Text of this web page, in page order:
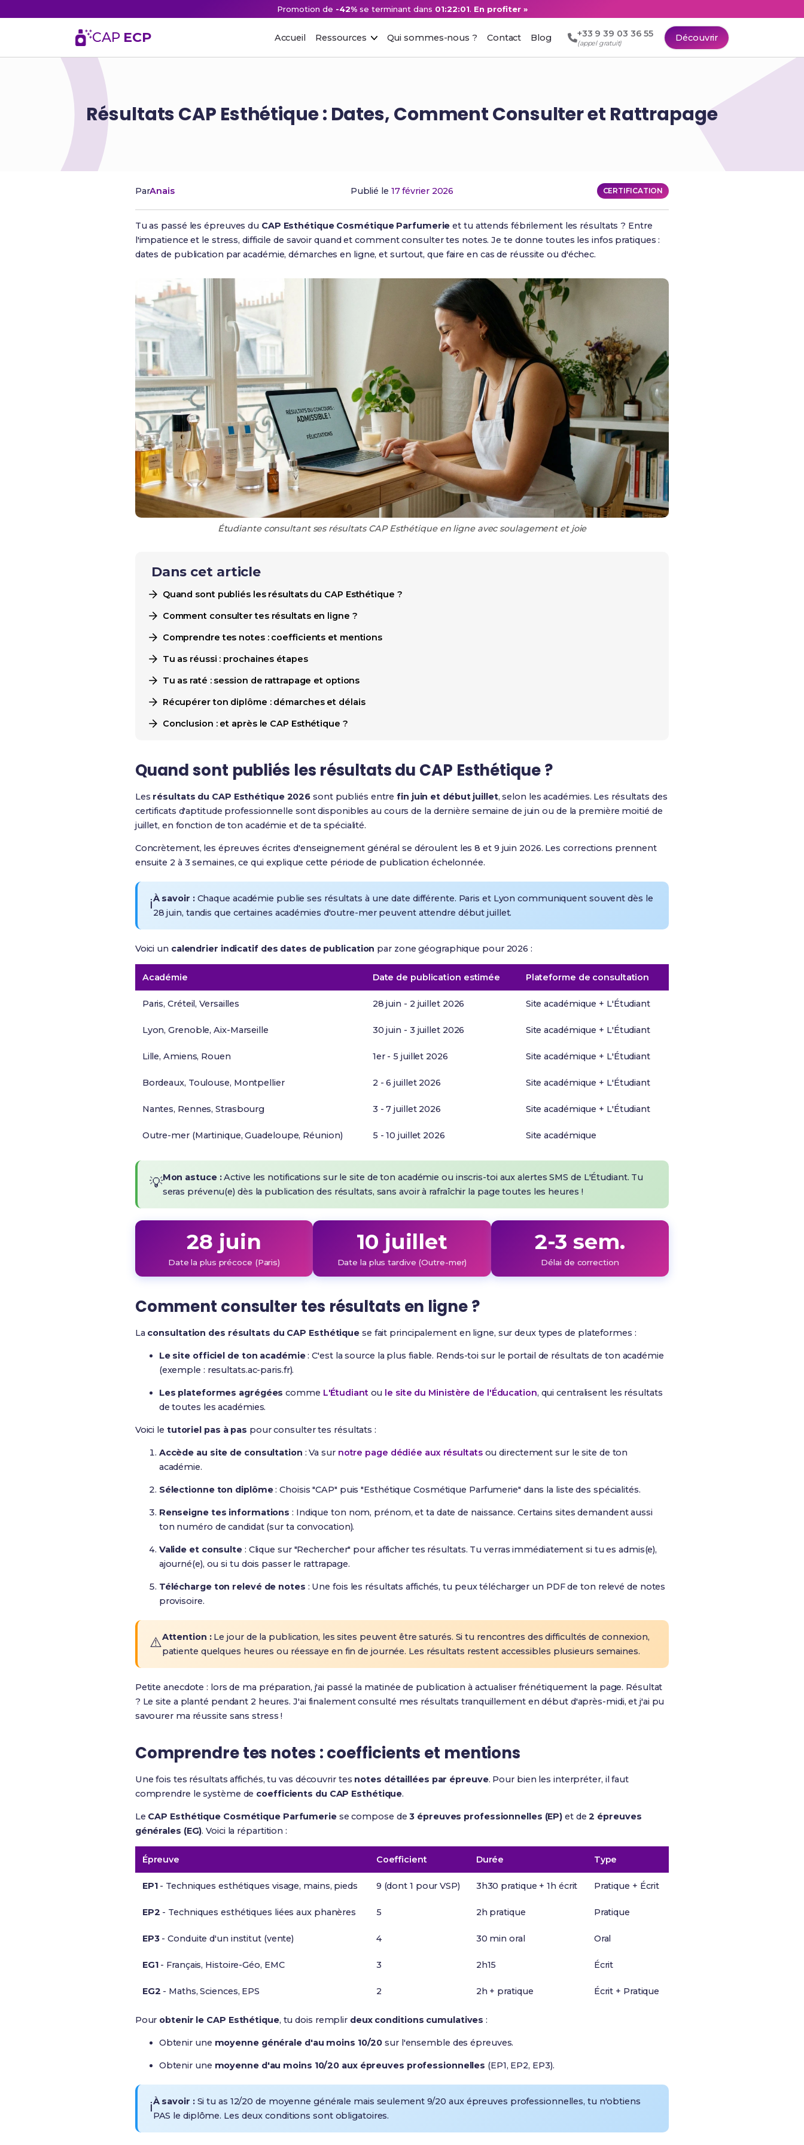
Promotion de -42%se terminant dans 01:22:00.En profiter »
CAP ECP Accueil Ressources Qui sommes-nous ? Contact Blog +33 9 39 03 36 55
(appel gratuit)
Découvrir
Résultats CAP Esthétique : Dates, Comment Consulter et Rattrapage
ParAnais Publié le 17 février 2026 CERTIFICATION
Tu as passé les épreuves du CAP Esthétique Cosmétique Parfumerie et tu attends fébrilement les résultats ? Entre
l'impatience et le stress, difficile de savoir quand et comment consulter tes notes. Je te donne toutes les infos pratiques :
dates de publication par académie, démarches en ligne, et surtout, que faire en cas de réussite ou d'échec.
Étudiante consultant ses résultats CAP Esthétique en ligne avec soulagement et joie
Dans cet article
Quand sont publiés les résultats du CAP Esthétique ?
Comment consulter tes résultats en ligne ?
Comprendre tes notes : coefficients et mentions
Tu as réussi : prochaines étapes
Tu as raté : session de rattrapage et options
Récupérer ton diplôme : démarches et délais
Conclusion : et après le CAP Esthétique ?
Quand sont publiés les résultats du CAP Esthétique ?
Les résultats du CAP Esthétique 2026 sont publiés entrefin juin et début juillet, selon les académies. Les résultats des
certificats d'aptitude professionnelle sont disponibles au cours de la dernière semaine de juin ou de la première moitié de
juillet, en fonction de ton académie et de ta spécialité.
Concrètement, les épreuves écrites d'enseignement général se déroulent les 8 et 9 juin 2026. Les corrections prennent
ensuite 2 à 3 semaines, ce qui explique cette période de publication échelonnée.
ℹ️À savoir :Chaque académie publie ses résultats à une date différente. Paris et Lyon communiquent souvent dès le
28 juin, tandis que certaines académies d'outre-mer peuvent attendre début juillet.
Voici un calendrier indicatif des dates de publication par zone géographique pour 2026 :
Académie Date de publication estimée Plateforme de consultation
Paris, Créteil, Versailles 28 juin - 2 juillet 2026 Site académique + L'Étudiant
Lyon, Grenoble, Aix-Marseille 30 juin - 3 juillet 2026 Site académique + L'Étudiant
Lille, Amiens, Rouen 1er - 5 juillet 2026 Site académique + L'Étudiant
Bordeaux, Toulouse, Montpellier 2 - 6 juillet 2026 Site académique + L'Étudiant
Nantes, Rennes, Strasbourg 3 - 7 juillet 2026 Site académique + L'Étudiant
Outre-mer (Martinique, Guadeloupe, Réunion) 5 - 10 juillet 2026 Site académique
💡Mon astuce :Active les notifications sur le site de ton académie ou inscris-toi aux alertes SMS de L'Étudiant. Tu
seras prévenu(e) dès la publication des résultats, sans avoir à rafraîchir la page toutes les heures !
28 juin
Date la plus précoce (Paris)
10 juillet
Date la plus tardive (Outre-mer)
2-3 sem.
Délai de correction
Comment consulter tes résultats en ligne ?
La consultation des résultats du CAP Esthétique se fait principalement en ligne, sur deux types de plateformes :
Le site officiel de ton académie: C'est la source la plus fiable. Rends-toi sur le portail de résultats de ton académie
(exemple : resultats.ac-paris.fr).
Les plateformes agrégées comme L'Étudiantou le site du Ministère de l'Éducation, qui centralisent les résultats
de toutes les académies.
Voici le tutoriel pas à pas pour consulter tes résultats :
Accède au site de consultation : Va sur notre page dédiée aux résultatsou directement sur le site de ton
académie.
Sélectionne ton diplôme: Choisis "CAP" puis "Esthétique Cosmétique Parfumerie" dans la liste des spécialités.
Renseigne tes informations : Indique ton nom, prénom, et ta date de naissance. Certains sites demandent aussi
ton numéro de candidat (sur ta convocation).
Valide et consulte: Clique sur "Rechercher" pour afficher tes résultats. Tu verras immédiatement si tu es admis(e),
ajourné(e), ou si tu dois passer le rattrapage.
Télécharge ton relevé de notes : Une fois les résultats affichés, tu peux télécharger un PDF de ton relevé de notes
provisoire.
⚠️Attention :Le jour de la publication, les sites peuvent être saturés. Si tu rencontres des difficultés de connexion,
patiente quelques heures ou réessaye en fin de journée. Les résultats restent accessibles plusieurs semaines.
Petite anecdote : lors de ma préparation, j'ai passé la matinée de publication à actualiser frénétiquement la page. Résultat
? Le site a planté pendant 2 heures. J'ai finalement consulté mes résultats tranquillement en début d'après-midi, et j'ai pu
savourer ma réussite sans stress !
Comprendre tes notes : coefficients et mentions
Une fois tes résultats affichés, tu vas découvrir tes notes détaillées par épreuve. Pour bien les interpréter, il faut
comprendre le système de coefficients du CAP Esthétique.
Le CAP Esthétique Cosmétique Parfumeriese compose de3 épreuves professionnelles (EP) et de2 épreuves
générales (EG). Voici la répartition :
Épreuve Coefficient Durée Type
EP1- Techniques esthétiques visage, mains, pieds 9 (dont 1 pour VSP) 3h30 pratique + 1h écrit Pratique + Écrit
EP2 - Techniques esthétiques liées aux phanères 5 2h pratique Pratique
EP3- Conduite d'un institut (vente) 4 30 min oral Oral
EG1- Français, Histoire-Géo, EMC 3 2h15 Écrit
EG2 - Maths, Sciences, EPS 2 2h + pratique Écrit + Pratique
Pour obtenir le CAP Esthétique, tu dois remplir deux conditions cumulatives :
Obtenir une moyenne générale d'au moins 10/20 sur l'ensemble des épreuves.
Obtenir une moyenne d'au moins 10/20 aux épreuves professionnelles (EP1, EP2, EP3).
ℹ️À savoir :Si tu as 12/20 de moyenne générale mais seulement 9/20 aux épreuves professionnelles, tu n'obtiens
PAS le diplôme. Les deux conditions sont obligatoires.